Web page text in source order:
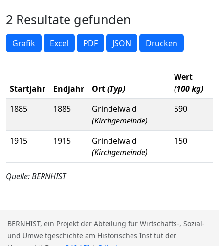
2 Resultate gefunden
Grafik Excel PDF JSON Drucken
Startjahr Endjahr Ort(Typ)
Wert
(100 kg)
1885
1885
Grindelwald
(Kirchgemeinde)
590
1915 1915
Grindelwald
(Kirchgemeinde)
150
Quelle: BERNHIST
BERNHIST, ein Projekt der Abteilung für Wirtschafts-, Sozial-
und Umweltgeschichte am Historisches Institut der